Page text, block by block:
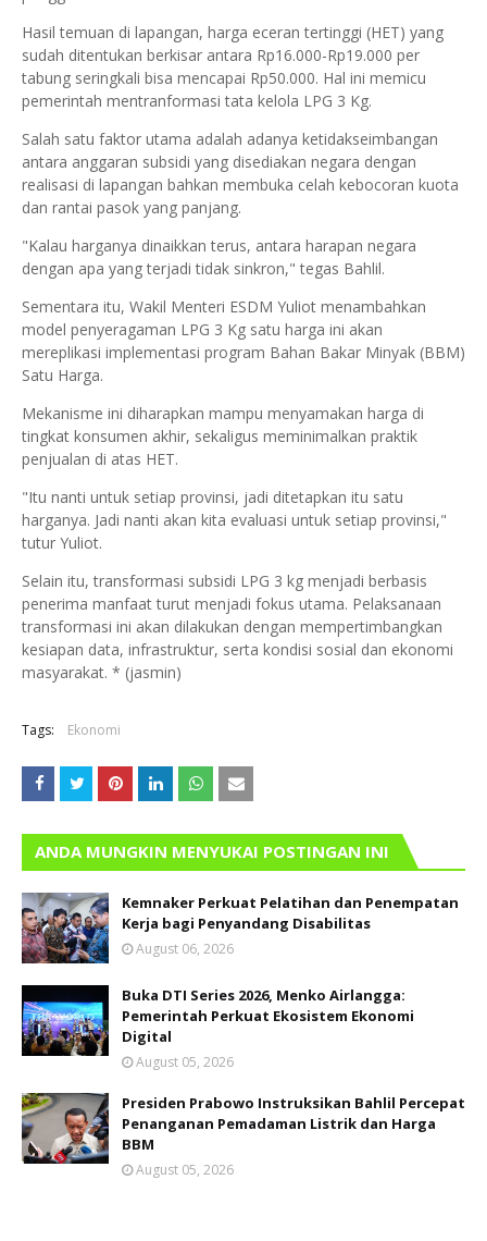
Hasil temuan di lapangan, harga eceran tertinggi (HET) yang
sudah ditentukan berkisar antara Rp16.000-Rp19.000 per
tabung seringkali bisa mencapai Rp50.000. Hal ini memicu
pemerintah mentranformasi tata kelola LPG 3 Kg.
Salah satu faktor utama adalah adanya ketidakseimbangan
antara anggaran subsidi yang disediakan negara dengan
realisasi di lapangan bahkan membuka celah kebocoran kuota
dan rantai pasok yang panjang.
"Kalau harganya dinaikkan terus, antara harapan negara
dengan apa yang terjadi tidak sinkron," tegas Bahlil.
Sementara itu, Wakil Menteri ESDM Yuliot menambahkan
model penyeragaman LPG 3 Kg satu harga ini akan
mereplikasi implementasi program Bahan Bakar Minyak (BBM)
Satu Harga.
Mekanisme ini diharapkan mampu menyamakan harga di
tingkat konsumen akhir, sekaligus meminimalkan praktik
penjualan di atas HET.
"Itu nanti untuk setiap provinsi, jadi ditetapkan itu satu
harganya. Jadi nanti akan kita evaluasi untuk setiap provinsi,"
tutur Yuliot.
Selain itu, transformasi subsidi LPG 3 kg menjadi berbasis
penerima manfaat turut menjadi fokus utama. Pelaksanaan
transformasi ini akan dilakukan dengan mempertimbangkan
kesiapan data, infrastruktur, serta kondisi sosial dan ekonomi
masyarakat. * (jasmin)
Tags: Ekonomi
ANDA MUNGKIN MENYUKAI POSTINGAN INI
Kemnaker Perkuat Pelatihan dan Penempatan
Kerja bagi Penyandang Disabilitas
August 06, 2026
Buka DTI Series 2026, Menko Airlangga:
Pemerintah Perkuat Ekosistem Ekonomi
Digital
August 05, 2026
Presiden Prabowo Instruksikan Bahlil Percepat
Penanganan Pemadaman Listrik dan Harga
BBM
August 05, 2026